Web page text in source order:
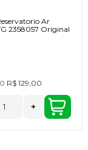
Ar
2358057 Original
R$ 129,00
+